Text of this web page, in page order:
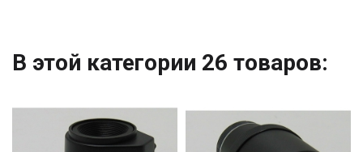
В этой категории 26 товаров: